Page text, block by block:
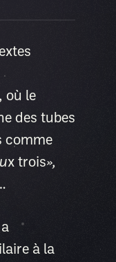
où le
des tubes
comme
x trois»,
à la